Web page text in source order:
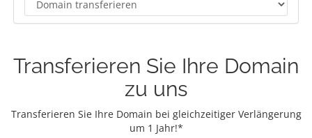
Transferieren Sie Ihre Domain
zu uns
Transferieren Sie Ihre Domain bei gleichzeitiger Verlängerung
um 1 Jahr!*